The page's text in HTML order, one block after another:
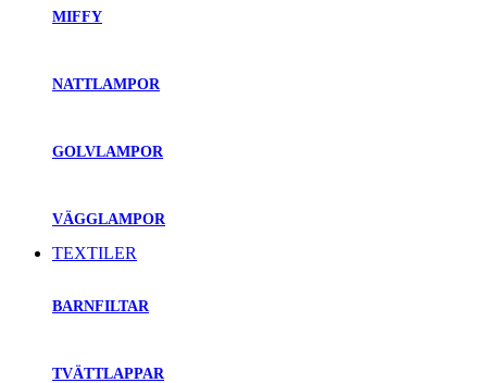
MIFFY
NATTLAMPOR
GOLVLAMPOR
VÄGGLAMPOR
TEXTILER
BARNFILTAR
TVÄTTLAPPAR